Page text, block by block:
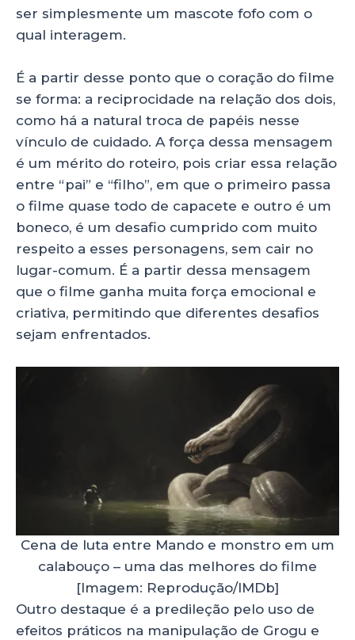
ser simplesmente um mascote fofo com o
qual interagem.
É a partir desse ponto que o coração do filme
se forma: a reciprocidade na relação dos dois,
como há a natural troca de papéis nesse
vínculo de cuidado. A força dessa mensagem
é um mérito do roteiro, pois criar essa relação
entre “pai” e “filho”, em que o primeiro passa
o filme quase todo de capacete e outro é um
boneco, é um desafio cumprido com muito
respeito a esses personagens, sem cair no
lugar-comum. É a partir dessa mensagem
que o filme ganha muita força emocional e
criativa, permitindo que diferentes desafios
sejam enfrentados.
Cena de luta entre Mando e monstro em um
calabouço – uma das melhores do filme
[Imagem: Reprodução/IMDb]
Outro destaque é a predileção pelo uso de
efeitos práticos na manipulação de Grogu e